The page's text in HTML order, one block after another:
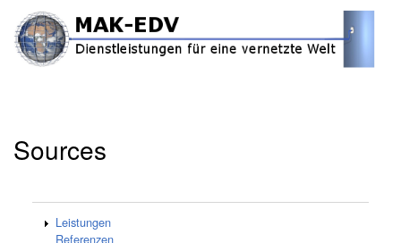
Inhalt
Sources
Leistungen
Referenzen